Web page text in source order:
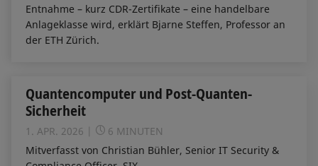
Entnahme – kurz CDR-Zertifikate – eine handelbare
Anlageklasse wird, erklärt Bjarne Steffen, Professor an
der ETH Zürich.
Quantencomputer und Post-Quanten-
Sicherheit
1. APR. 2026
6 MINUTEN
Mitverfasst von Christian Bühler, Senior IT Security &